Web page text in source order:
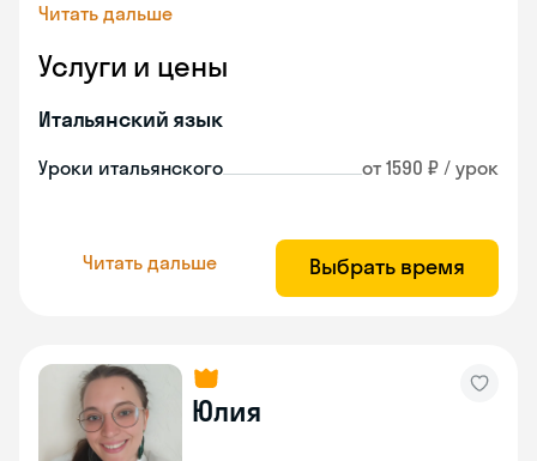
Читать дальше
Услуги и цены
Итальянский язык
Уроки итальянского от 1590 ₽ / урок
Читать дальше Выбрать время
Юлия